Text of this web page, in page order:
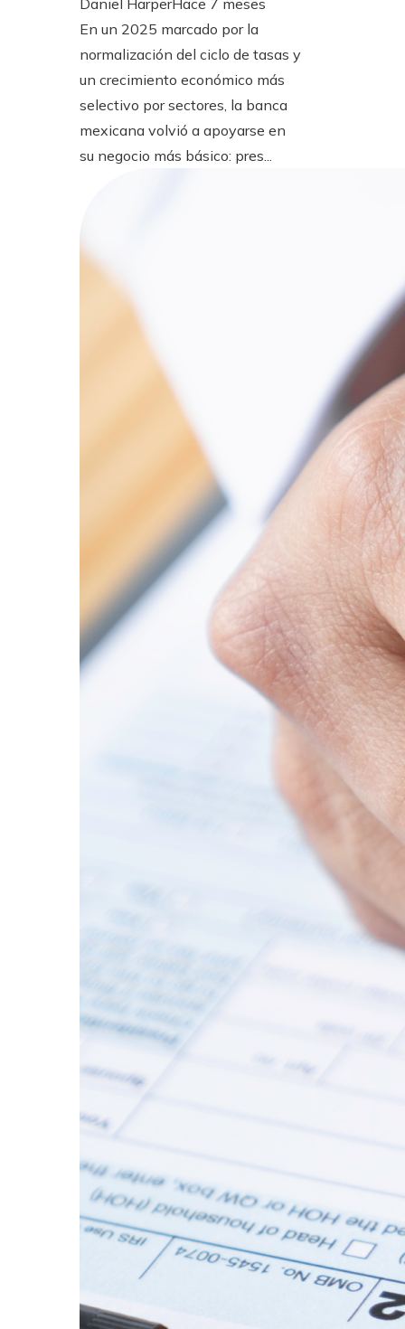
En un 2025 marcado por la
normalización del ciclo de tasas y
un crecimiento económico más
selectivo por sectores, la banca
mexicana volvió a apoyarse en
su negocio más básico: pres...